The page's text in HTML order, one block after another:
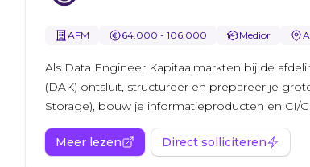
AFM 64.000 - 106.000 Medior
Als Data Engineer Kapitaalmarkten bij de
(DAK) ontsluit, structureer en prepareer je
Storage), bouw je informatieproducten en CI/
Meer lezen Direct solliciteren